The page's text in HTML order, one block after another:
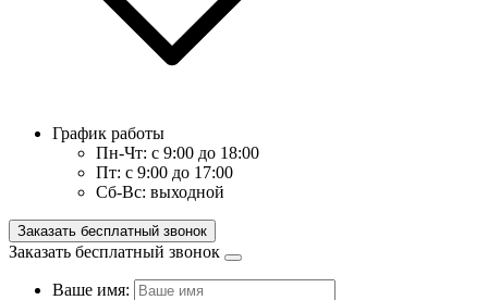
График работы
Пн-Чт: с 9:00 до 18:00
Пт: с 9:00 до 17:00
Сб-Вс: выходной
Заказать бесплатный звонок
Заказать бесплатный звонок
Ваше имя: